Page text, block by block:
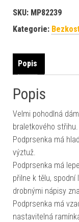
SKU: MP82239
Kategorie:
Popis
Popis
Velmi pohodlná
braletkového střihu.
Podprsenka má
výztuž.
Podprsenka má
přilne k tělu, spodní
drobnými nápisy
Podprsenka má
nastavitelná